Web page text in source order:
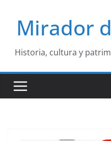
contenido
Mirador
Historia, cultura y